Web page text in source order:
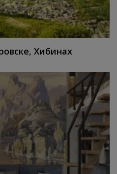
Хибинах